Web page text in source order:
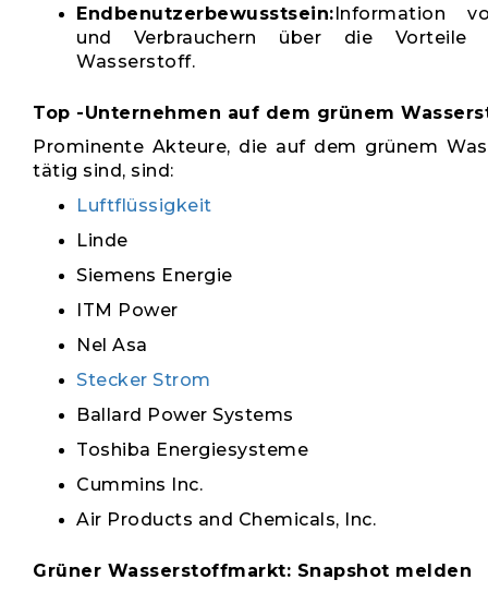
Endbenutzerbewusstsein:Information
und Verbrauchern über die Vorteile
Wasserstoff.
Top -Unternehmen auf dem grünem
Prominente Akteure, die auf dem grünem
tätig sind, sind:
Luftflüssigkeit
Linde
Siemens Energie
ITM Power
Nel Asa
Stecker Strom
Ballard Power Systems
Toshiba Energiesysteme
Cummins Inc.
Air Products and Chemicals, Inc.
Grüner Wasserstoffmarkt: Snapshot melden